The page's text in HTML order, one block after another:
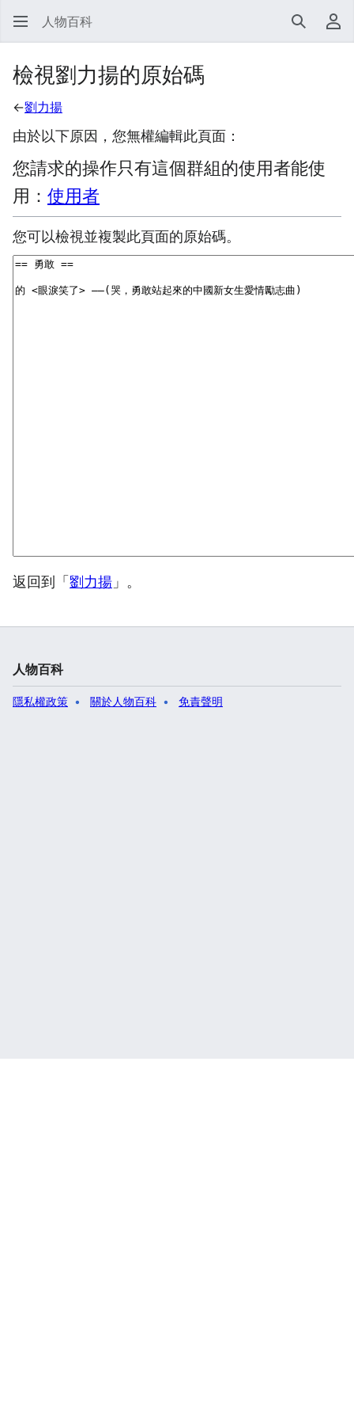
人物百科 搜尋 使
檢視劉力揚的原始碼
←劉力揚
由於以下原因，您無權編輯此頁面：
您請求的操作只有這個群組的使用者能使
用： 使用者
您可以檢視並複製此頁面的原始碼。
返回到「劉力揚 」。
人物百科
隱私權政策 關於人物百科 免責聲明